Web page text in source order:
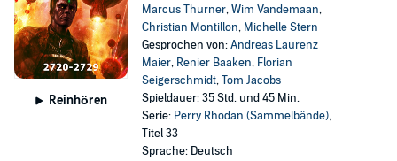
Reinhören
Marcus Thurner,Wim Vandemaan,
Christian Montillon, Michelle Stern
Gesprochen von:Andreas Laurenz
Maier, Renier Baaken, Florian
Seigerschmidt,Tom Jacobs
Spieldauer: 35 Std. und 45 Min.
Serie: Perry Rhodan (Sammelbände),
Titel 33
Sprache: Deutsch